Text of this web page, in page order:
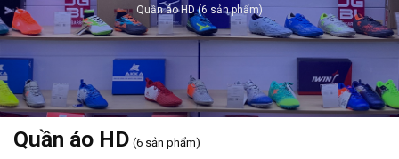
Quần áo HD (6 sản phẩm)
Quần áo HD (6 sản phẩm)